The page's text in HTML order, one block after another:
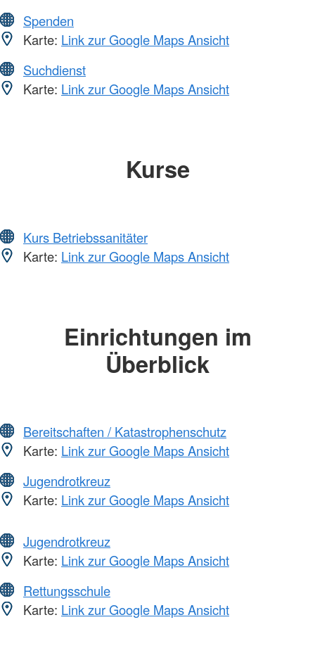
Spenden
Karte: Link zur Google Maps Ansicht
Suchdienst
Karte: Link zur Google Maps Ansicht
Kurse
Kurs Betriebssanitäter
Karte: Link zur Google Maps Ansicht
Einrichtungen im
Überblick
Bereitschaften / Katastrophenschutz
Karte: Link zur Google Maps Ansicht
Jugendrotkreuz
Karte: Link zur Google Maps Ansicht
Jugendrotkreuz
Karte: Link zur Google Maps Ansicht
Rettungsschule
Karte: Link zur Google Maps Ansicht